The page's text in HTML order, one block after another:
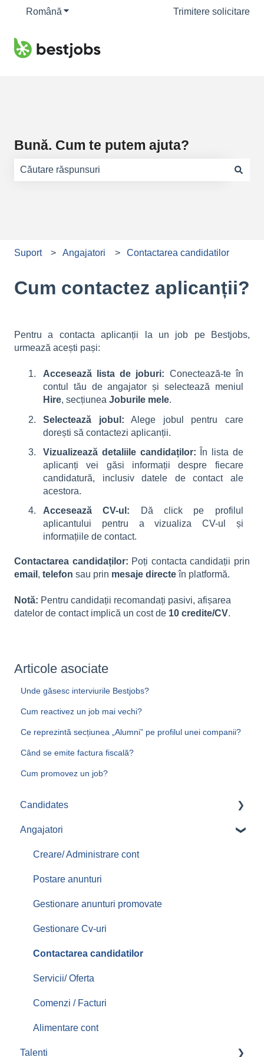
Română Afișare submeniu pentru traduceriTrimitere solicitare
Bună. Cum te putem ajuta?
Suport Angajatori Contactarea candidatilor
Cum contactez aplicanții?
Pentru a contacta aplicanții la un job pe Bestjobs,
urmează acești pași:
Accesează lista de joburi: Conectează-te în
contul tău de angajator și selectează meniul
Hire, secțiunea Joburile mele.
Selectează jobul: Alege jobul pentru care
dorești să contactezi aplicanții.
Vizualizează detaliile candidaților: În lista de
aplicanți vei găsi informații despre fiecare
candidatură, inclusiv datele de contact ale
acestora.
Accesează CV-ul: Dă click pe profilul
aplicantului pentru a vizualiza CV-ul și
informațiile de contact.
Contactarea candidaților: Poți contacta candidații prin
email , telefon sau prin mesaje directeîn platformă.
Notă: Pentru candidații recomandați pasivi, afișarea
datelor de contact implică un cost de 10 credite/CV.
Articole asociate
Unde găsesc interviurile Bestjobs?
Cum reactivez un job mai vechi?
Ce reprezintă secțiunea „Alumni” pe profilul unei companii?
Când se emite factura fiscală?
Cum promovez un job?
Candidates
Aplicari job-uri
Angajatori
Creare/ Administrare cont
Postare anunturi
Gestionare anunturi promovate
Gestionare Cv-uri
Contactarea candidatilor
Servicii/ Oferta
Comenzi / Facturi
Alimentare cont
Talenti